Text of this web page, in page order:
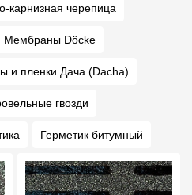
карнизная черепица
Мембраны Döcke
и пленки Дача (Dacha)
гвозди
Герметик битумный